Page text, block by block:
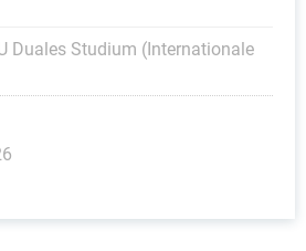
Duales Studium (Internationale